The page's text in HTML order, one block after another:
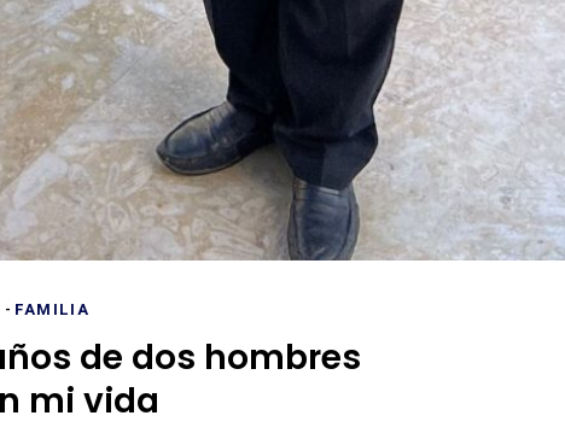
- FAMILIA
de dos hombres
mi vida